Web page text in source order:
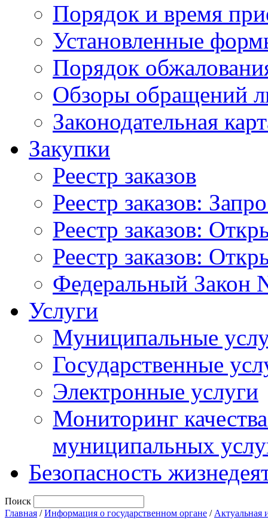
Порядок и время
Установленные
Порядок
Обзоры обращений
Законодательная
Закупки
Реестр заказов
Реестр заказов:
Реестр заказов:
Реестр заказов:
Федеральный Закон
Услуги
Муниципальные
Государственные
Электронные услуги
Мониторинг
муниципальных
Безопасность
Поиск
Главная /Информация о государственном органе / Актуальная